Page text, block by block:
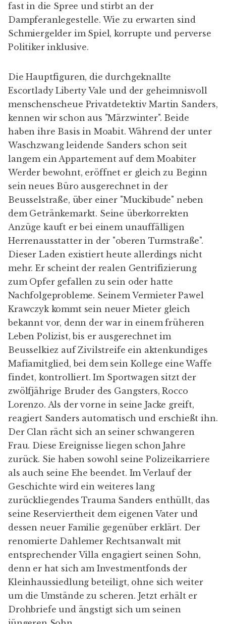
fast in die Spree und stirbt an der
Dampferanlegestelle. Wie zu erwarten sind
Schmiergelder im Spiel, korrupte und perverse
Politiker inklusive.
Die Hauptfiguren, die durchgeknallte
Escortlady Liberty Vale und der geheimnisvoll
menschenscheue Privatdetektiv Martin Sanders,
kennen wir schon aus "Märzwinter". Beide
haben ihre Basis in Moabit. Während der unter
Waschzwang leidende Sanders schon seit
langem ein Appartement auf dem Moabiter
Werder bewohnt, eröffnet er gleich zu Beginn
sein neues Büro ausgerechnet in der
Beusselstraße, über einer "Muckibude" neben
dem Getränkemarkt. Seine überkorrekten
Anzüge kauft er bei einem unauffälligen
Herrenausstatter in der "oberen Turmstraße".
Dieser Laden existiert heute allerdings nicht
mehr. Er scheint der realen Gentrifizierung
zum Opfer gefallen zu sein oder hatte
Nachfolgeprobleme. Seinem Vermieter Pawel
Krawczyk kommt sein neuer Mieter gleich
bekannt vor, denn der war in einem früheren
Leben Polizist, bis er ausgerechnet im
Beusselkiez auf Zivilstreife ein aktenkundiges
Mafiamitglied, bei dem sein Kollege eine Waffe
findet, kontrolliert. Im Sportwagen sitzt der
zwölfjährige Bruder des Gangsters, Rocco
Lorenzo. Als der vorne in seine Jacke greift,
reagiert Sanders automatisch und erschießt ihn.
Der Clan rächt sich an seiner schwangeren
Frau. Diese Ereignisse liegen schon Jahre
zurück. Sie haben sowohl seine Polizeikarriere
als auch seine Ehe beendet. Im Verlauf der
Geschichte wird ein weiteres lang
zurückliegendes Trauma Sanders enthüllt, das
seine Reserviertheit dem eigenen Vater und
dessen neuer Familie gegenüber erklärt. Der
renomierte Dahlemer Rechtsanwalt mit
entsprechender Villa engagiert seinen Sohn,
denn er hat sich am Investmentfonds der
Kleinhaussiedlung beteiligt, ohne sich weiter
um die Umstände zu scheren. Jetzt erhält er
Drohbriefe und ängstigt sich um seinen